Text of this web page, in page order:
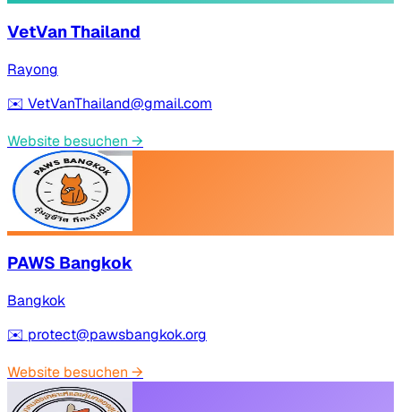
VetVan Thailand
Rayong
✉️ VetVanThailand@gmail.com
Website besuchen →
PAWS Bangkok
Bangkok
✉️ protect@pawsbangkok.org
Website besuchen →